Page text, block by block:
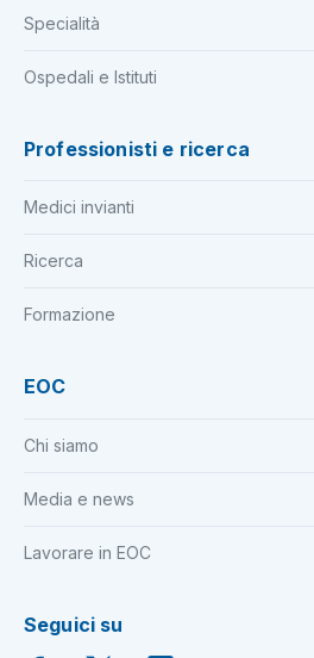
Specialità
Ospedali e Istituti
Professionisti e ricerca
Medici invianti
Ricerca
Formazione
EOC
Chi siamo
Media e news
Lavorare in EOC
Seguici su